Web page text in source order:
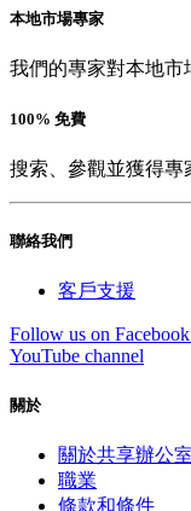
本地市場專家
我們的專家對本地市
100% 免費
搜索、參觀並獲得專
聯絡我們
客戶支援
Follow us on Facebook
YouTube channel
關於
關於共享辦公室
職業
條款和條件